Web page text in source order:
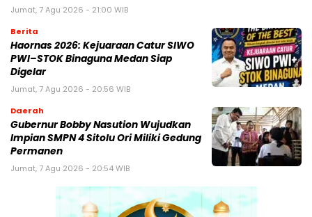
Jumat, 7 Agu 2026 - 21:00 WIB
Berita
Haornas 2026: Kejuaraan Catur SIWO
PWI–STOK Binaguna Medan Siap
Digelar
Jumat, 7 Agu 2026 - 20:56 WIB
Daerah
Gubernur Bobby Nasution Wujudkan
Impian SMPN 4 Sitolu Ori Miliki Gedung
Permanen
Jumat, 7 Agu 2026 - 20:54 WIB